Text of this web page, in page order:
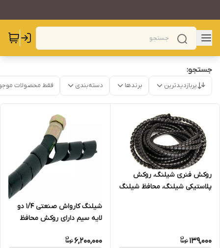
جستجو:
پربازدیدترین برندها دسته‌بندی فقط محصولات
روکش فنری شیلنگ، روکش
پلاستیکی شیلنگ، محافظ شیلنگ
139,000
شیلنگ کارواش صنعتی 1/4 دو
لایه سیم دارای روکش محافظ
هیدرواستاتیک
6,200,000